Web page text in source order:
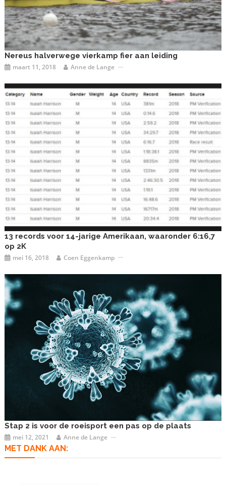
Nereus halverwege vierkamp fier aan leiding
maart 11, 2018 Anne de Lange
13 records voor 14-jarige Amerikaan, waaronder 6:16,7
op 2K
mei 16, 2018 Coen Eggenkamp
Stap 2 is voor de roeisport een pas op de plaats
mei 12, 2021 Anne de Lange
MET DANK AAN: